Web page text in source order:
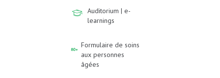
Auditorium | e-
learnings
Formulaire de soins
aux personnes
âgées